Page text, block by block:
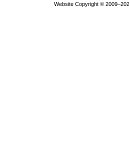
Website Copyright ©